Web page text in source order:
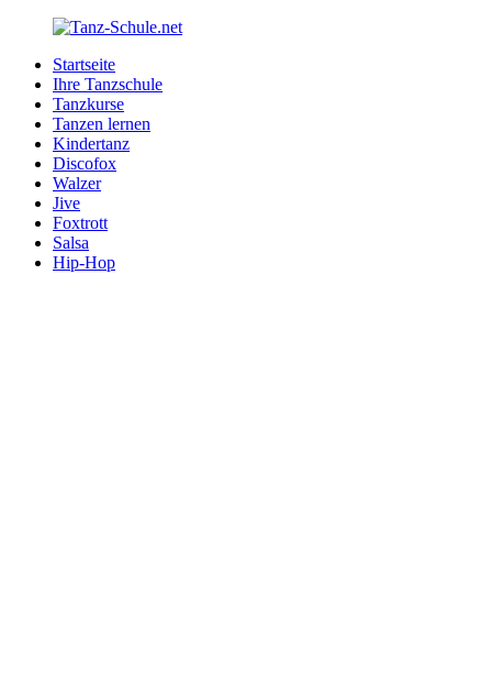
Zurück
Inhalt
Tanz-
Schule.net
Ihre
Tanzschule
Internet
Startseite
Ihre Tanzschule
Tanzkurse
Tanzen lernen
Kindertanz
Discofox
Walzer
Jive
Foxtrott
Salsa
Hip-Hop